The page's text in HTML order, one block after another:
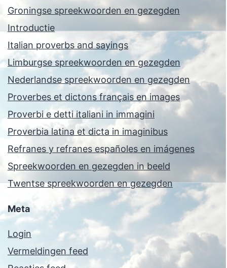
Groningse spreekwoorden en gezegden
Introductie
Italian proverbs and sayings
Limburgse spreekwoorden en gezegden
Nederlandse spreekwoorden en gezegden
Proverbes et dictons français en images
Proverbi e detti italiani in immagini
Proverbia latina et dicta in imaginibus
Refranes y refranes españoles en imágenes
Spreekwoorden en gezegden in beeld
Twentse spreekwoorden en gezegden
Meta
Login
Vermeldingen feed